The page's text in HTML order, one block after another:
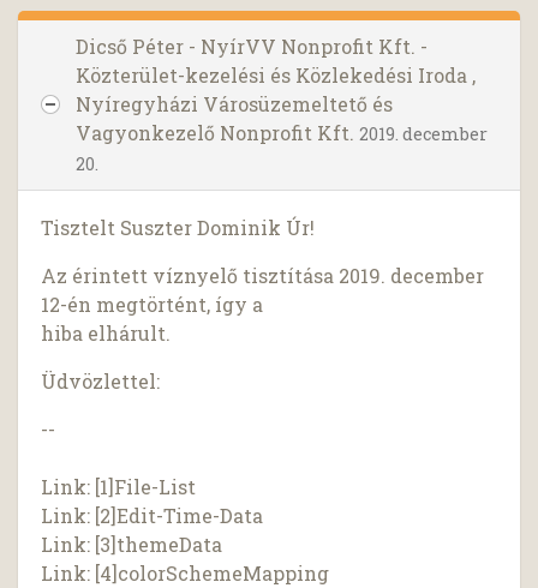
Dicső Péter - NyírVV Nonprofit Kft. -
Közterület-kezelési és Közlekedési Iroda ,
Nyíregyházi Városüzemeltető és
Vagyonkezelő Nonprofit Kft. 2019. december
20.
Tisztelt Suszter Dominik Úr!
Az érintett víznyelő tisztítása 2019. december
12-én megtörtént, így a
hiba elhárult.
Üdvözlettel:
--
Link: [1]File-List
Link: [2]Edit-Time-Data
Link: [3]themeData
Link: [4]colorSchemeMapping